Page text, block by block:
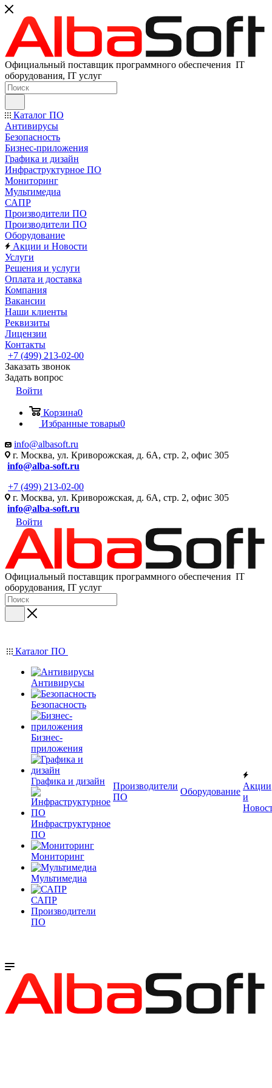
Официальный поставщик программного обеспечения IT
оборудования, IT услуг
Каталог ПО
Антивирусы
Безопасность
Бизнес-приложения
Графика и дизайн
Инфраструктурное ПО
Мониторинг
Мультимедиа
САПР
Производители ПО
Производители ПО
Оборудование
Акции и Новости
Услуги
Решения и услуги
Оплата и доставка
Компания
Вакансии
Наши клиенты
Реквизиты
Лицензии
Контакты
+7 (499) 213-02-00
Заказать звонок
Задать вопрос
Войти
Корзина0
Избранные товары0
info@albasoft.ru
г. Москва, ул. Криворожская, д. 6А, стр. 2, офис 305
info@alba-soft.ru
+7 (499) 213-02-00
г. Москва, ул. Криворожская, д. 6А, стр. 2, офис 305
info@alba-soft.ru
Войти
Официальный поставщик программного обеспечения IT
оборудования, IT услуг
Каталог ПО
Антивирусы
Безопасность
Бизнес-
приложения
Графика и дизайн
Инфраструктурное
ПО
Мониторинг
Мультимедиа
САПР
Производители
ПО
Производители
ПО
Оборудование
Акции
и